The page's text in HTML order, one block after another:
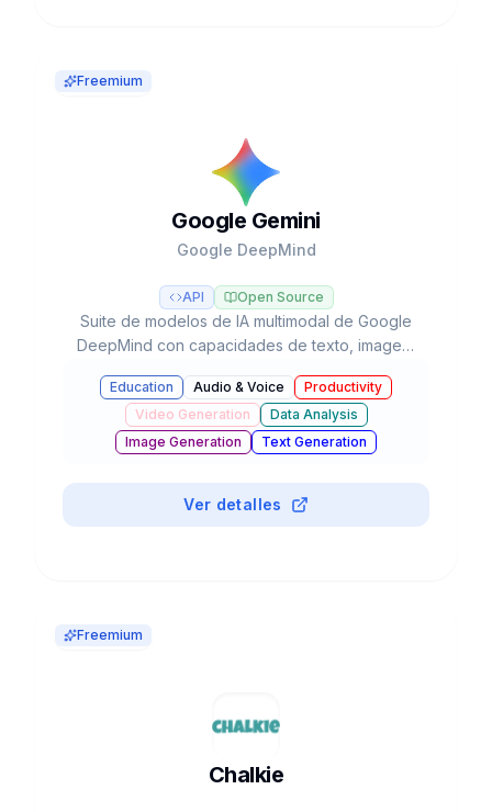
Freemium
Google Gemini
Google DeepMind
API Open Source
Suite de modelos de IA multimodal de Google
DeepMind con capacidades de texto, imagen,
ecosistema de Google con agentes autónomos
y razonamiento avanzado.
Education Audio & Voice
Productivity
Video Generation
Data Analysis
Image Generation
Text Generation
Coding Assistants
Education
Ver detalles
Freemium
Chalkie